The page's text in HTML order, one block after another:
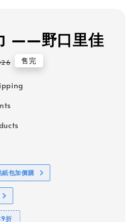
——野口里佳
售完
紙包加價購
9折